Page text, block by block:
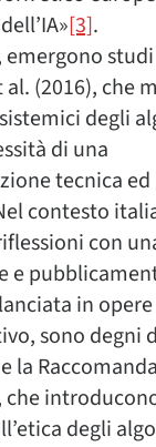
[3].
(2016), che
degli
di una
tecnica ed
contesto
con
e
in opere
sono degni
la
che
degli